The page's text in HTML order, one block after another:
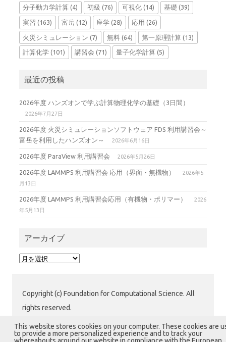
分子動力学計算 (4) 初級 (76) 可視化 (14) 基礎 (39)
実習 (163) 富岳(12) 座学 (28) 応用 (26)
火災シミュレーション (7) 無料(64) 第一原理計算 (13)
計算化学 (101) 講習会 (71) 量子化学計算 (5)
最近の投稿
2026年度 ハンズオンで学ぶ計算物理化学の基礎（3日間）
2026年7月27日
2026年度 火災シミュレーションソフトウェア FDS 利用講習会～
富岳を利用したハンズオン～
2026年6月16日
2026年度 ParaView 利用講習会 2026年5月26日
2026年度 LAMMPS 利用講習会 応用（界面・無機物）
2026年5
月13日
2026年度 LAMMPS 利用講習会応用（有機物・ポリマー）
2026
年5月13日
アーカイブ
ア
ブ
Copyright (c) Foundation for Computational Science. All
rights reserved.
公益財団法人 計算科学振興財団 (FOCUS) 運用グループ
〒650-0047 兵庫県神戸市中央区港島南町7-1-28 計算科
This website stores cookies on your computer. These cookies are
to provide a more personalized experience and to track your